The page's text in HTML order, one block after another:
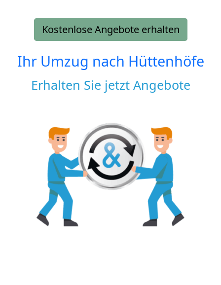
Kostenlose Angebote erhalten
Ihr Umzug nach Hüttenhöfe
Erhalten Sie jetzt Angebote